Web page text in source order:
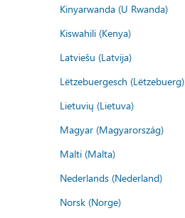
Kinyarwanda (U Rwanda)
Kiswahili (Kenya)
Latviešu (Latvija)
Lëtzebuergesch (Lëtzebuerg)
Lietuvių (Lietuva)
Magyar (Magyarország)
Malti (Malta)
Nederlands (Nederland)
Norsk (Norge)